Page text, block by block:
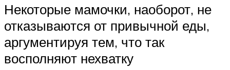
Некоторые мамочки, наоборот, не
отказываются от привычной еды,
аргументируя тем, что так
восполняют нехватку